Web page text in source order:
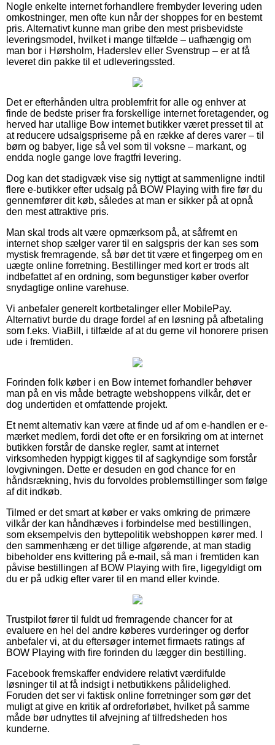
Nogle enkelte internet forhandlere frembyder levering uden
omkostninger, men ofte kun når der shoppes for en bestemt
pris. Alternativt kunne man gribe den mest prisbevidste
leveringsmodel, hvilket i mange tilfælde – uafhængig om
man bor i Hørsholm, Haderslev eller Svenstrup – er at få
leveret din pakke til et udleveringssted.
Det er efterhånden ultra problemfrit for alle og enhver at
finde de bedste priser fra forskellige internet foretagender, og
herved har utallige Bow internet butikker været presset til at
at reducere udsalgspriserne på en række af deres varer – til
børn og babyer, lige så vel som til voksne – markant, og
endda nogle gange love fragtfri levering.
Dog kan det stadigvæk vise sig nyttigt at sammenligne indtil
flere e-butikker efter udsalg på BOW Playing with fire før du
gennemfører dit køb, således at man er sikker på at opnå
den mest attraktive pris.
Man skal trods alt være opmærksom på, at såfremt en
internet shop sælger varer til en salgspris der kan ses som
mystisk fremragende, så bør det tit være et fingerpeg om en
uægte online forretning. Bestillinger med kort er trods alt
indbefattet af en ordning, som begunstiger køber overfor
snydagtige online varehuse.
Vi anbefaler generelt kortbetalinger eller MobilePay.
Alternativt burde du drage fordel af en løsning på afbetaling
som f.eks. ViaBill, i tilfælde af at du gerne vil honorere prisen
ude i fremtiden.
Forinden folk køber i en Bow internet forhandler behøver
man på en vis måde betragte webshoppens vilkår, det er
dog undertiden et omfattende projekt.
Et nemt alternativ kan være at finde ud af om e-handlen er e-
mærket medlem, fordi det ofte er en forsikring om at internet
butikken forstår de danske regler, samt at internet
virksomheden hyppigt kigges til af sagkyndige som forstår
lovgivningen. Dette er desuden en god chance for en
håndsrækning, hvis du forvoldes problemstillinger som følge
af dit indkøb.
Tilmed er det smart at køber er vaks omkring de primære
vilkår der kan håndhæves i forbindelse med bestillingen,
som eksempelvis den byttepolitik webshoppen kører med. I
den sammenhæng er det tillige afgørende, at man stadig
bibeholder ens kvittering på e-mail, så man i fremtiden kan
påvise bestillingen af BOW Playing with fire, ligegyldigt om
du er på udkig efter varer til en mand eller kvinde.
Trustpilot fører til fuldt ud fremragende chancer for at
evaluere en hel del andre køberes vurderinger og derfor
anbefaler vi, at du eftersøger internet firmaets ratings af
BOW Playing with fire forinden du lægger din bestilling.
Facebook fremskaffer endvidere relativt værdifulde
løsninger til at få indsigt i netbutikkens pålidelighed.
Foruden det ser vi faktisk online forretninger som gør det
muligt at give en kritik af ordreforløbet, hvilket på samme
måde bør udnyttes til afvejning af tilfredsheden hos
kunderne.